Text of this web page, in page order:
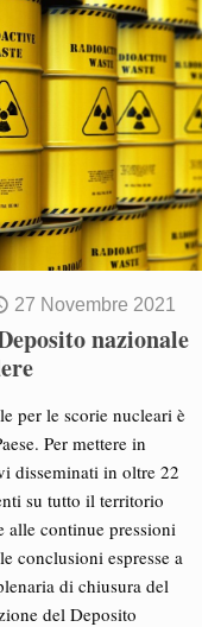
27 Novembre 2021
nazionale
per le scorie nucleari è
Per mettere in
disseminati in oltre 22
su tutto il territorio
alle continue pressioni
conclusioni espresse a
di chiusura del
del Deposito